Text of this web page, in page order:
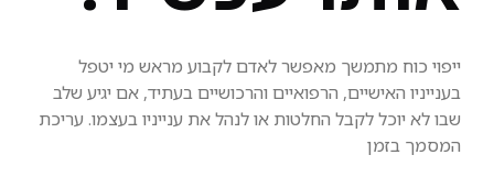
ייפוי כוח מתמשך מאפשר לאדם לקבוע מראש מי יטפל
בענייניו האישיים, הרפואיים והרכושיים בעתיד, אם יגיע שלב
שבו לא יוכל לקבל החלטות או לנהל את ענייניו בעצמו. עריכת
המסמך בזמן